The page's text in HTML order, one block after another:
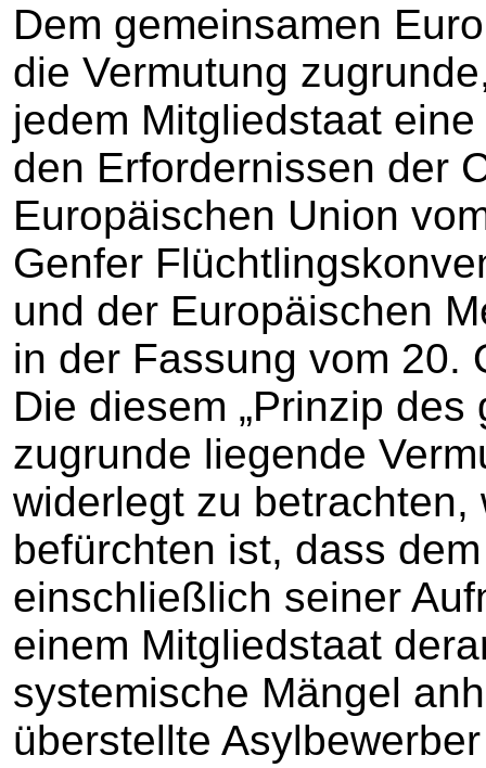
Dem gemeinsamen
die Vermutung
jedem Mitgliedstaat
den Erfordernissen der
Europäischen Union
Genfer
und der Europäischen
in der Fassung vom 20.
Die diesem „Prinzip
zugrunde liegende
widerlegt zu betrachten,
befürchten ist, dass
einschließlich seiner
einem Mitgliedstaat
systemische Mängel
überstellte